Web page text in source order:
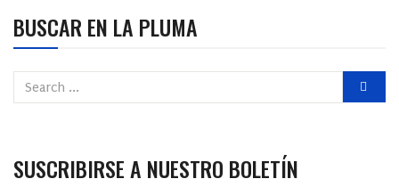
BUSCAR EN LA PLUMA
SUSCRIBIRSE A NUESTRO BOLETÍN